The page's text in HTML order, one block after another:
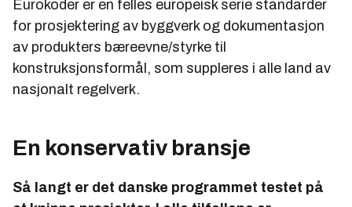
Eurokoder er en felles europeisk serie standarder
for prosjektering av byggverk og dokumentasjon
av produkters bæreevne/styrke til
konstruksjonsformål, som suppleres i alle land av
nasjonalt regelverk.
En konservativ bransje
Så langt er det danske programmet testet på